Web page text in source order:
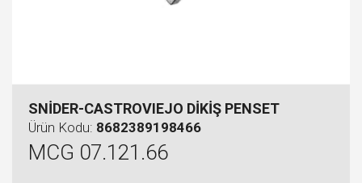
SNİDER-CASTROVIEJO DİKİŞ PENSET
Ürün Kodu: 8682389198466
MCG 07.121.66